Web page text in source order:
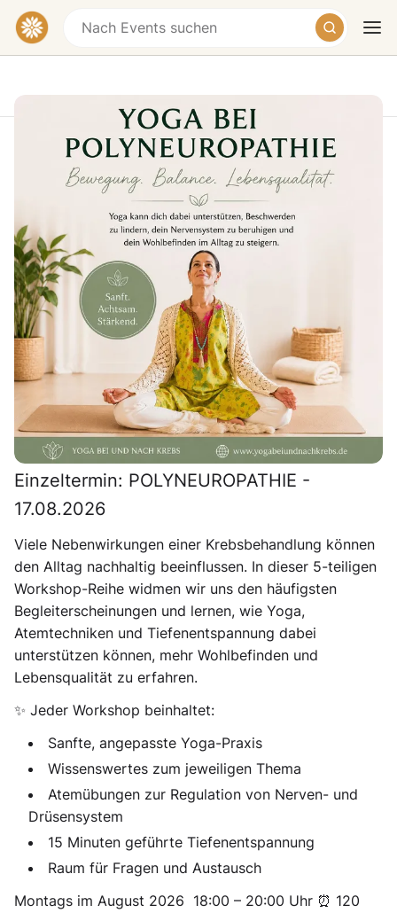
MorgenWochenende
Einzeltermin: POLYNEUROPATHIE
Workshop-Reihe: Yoga bei und nach
Krebs 17.08.2026
Wagrainstraße 36, Stuttgart-Mühlhausen,
Germany
€27.9
Workshop-Reihe: Yoga bei und nach Krebs
Nebenwirkungen sanft begegnen – mit
Bewegung, Atmung und Entspannung
Einzeltermin: POLYNEUROPATHIE -
17.08.2026
Viele Nebenwirkungen einer Krebsbehandlung können
den Alltag nachhaltig beeinflussen. In dieser 5-teiligen
Workshop-Reihe widmen wir uns den häufigsten
Begleiterscheinungen und lernen, wie Yoga,
Atemtechniken und Tiefenentspannung dabei
unterstützen können, mehr Wohlbefinden und
Lebensqualität zu erfahren.
✨ Jeder Workshop beinhaltet:
Sanfte, angepasste Yoga-Praxis
Wissenswertes zum jeweiligen Thema
Atemübungen zur Regulation von Nerven- und
Drüsensystem
15 Minuten geführte Tiefenentspannung
Raum für Fragen und Austausch
Montags im August 2026 18:00 – 20:00 Uhr ⏰ 120